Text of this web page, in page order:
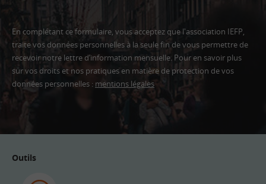
En complétant ce formulaire, vous acceptez que l'association IEFP,
traite vos données personnelles à la seule fin de vous permettre de
recevoir notre lettre d’information mensuelle. Pour en savoir plus
sur vos droits et nos pratiques en matière de protection de vos
données personnelles : mentions légales
Adresse
Outils